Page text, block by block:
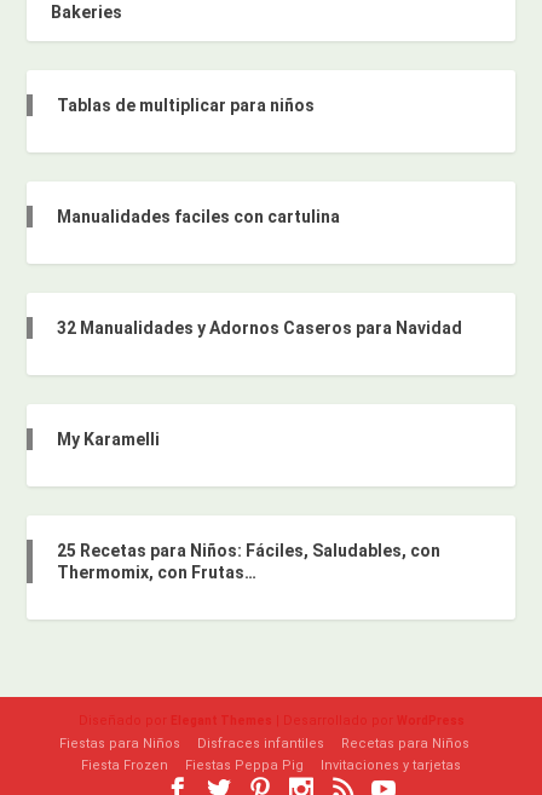
Bakeries
Tablas de multiplicar para niños
Manualidades faciles con cartulina
32 Manualidades y Adornos Caseros para Navidad
My Karamelli
25 Recetas para Niños: Fáciles, Saludables, con
Thermomix, con Frutas…
Diseñado por Elegant Themes | Desarrollado por WordPress
Fiestas para Niños Disfraces infantiles
Recetas para Niños
Fiesta Frozen
Fiestas Peppa Pig Invitaciones y tarjetas